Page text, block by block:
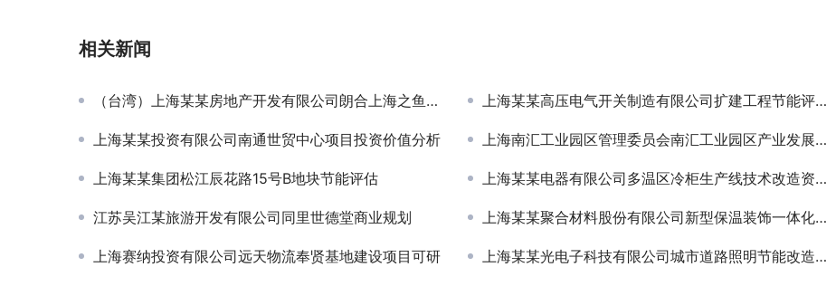
相关新闻
（台湾）上海某某房地产开发有限公司朗合上海之鱼申请报告及节能评估 上海某某高压电气开关制造有限公司扩建工程节能评估报告
上海某某投资有限公司南通世贸中心项目投资价值分析 上海南汇工业园区管理委员会南汇工业园区产业发展规划
上海某某集团松江辰花路15号B地块节能评估 上海某某电器有限公司多温区冷柜生产线技术改造资金申请
江苏吴江某旅游开发有限公司同里世德堂商业规划 上海某某聚合材料股份有限公司新型保温装饰一体化板项目资金申请报告
上海赛纳投资有限公司远天物流奉贤基地建设项目可研 上海某某光电子科技有限公司城市道路照明节能改造项目可行性研究